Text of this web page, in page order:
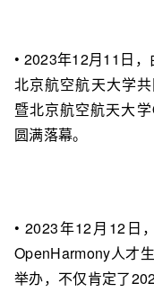
• 2023年12月11日
北京航空航天大学
暨北京航空航天大
圆满落幕。
• 2023年12月12日
OpenHarmony人才
举办，不仅肯定了